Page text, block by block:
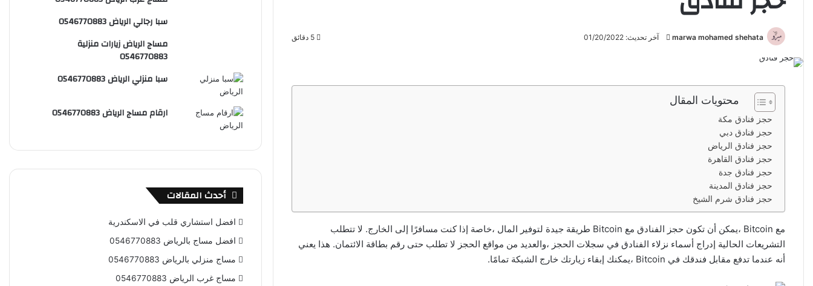
marwa mohamed shehata
ت
ر
آخر تحديث: 01/20/2022
محتويات المقال
حجز فنادق مكة
حجز فنادق دبي
حجز فنادق الرياض
حجز فنادق القاهرة
حجز فنادق جدة
حجز فنادق المدينة
حجز فنادق شرم الشيخ
مع Bitcoin ،يمكن أن تكون حجز الفنادق مع Bitcoin طريقة جيدة لتوفير المال ،خاصة إذا كنت مسافرًا إلى الخارج. لا تتطلب
التشريعات الحالية إدراج أسماء نزلاء الفنادق في سجلات الحجز ،والعديد من مواقع الحجز لا تطلب حتى رقم بطاقة الائتمان. هذا يعني
أنه عندما تدفع مقابل فندقك في Bitcoin ،يمكنك إبقاء زيارتك خارج الشبكة تمامًا.
س
ت
e
و
ق
R
سبا رجالي الرياض 0546770883
مساج الرياض زيارات منزلية
0546770883
سبا منزلي الرياض 0546770883
ارقام مساج الرياض 0546770883
أحدث المقالات
افضل استشاري قلب في الاسكندرية
افضل مساج بالرياض 0546770883
مساج منزلي بالرياض 0546770883
مساج غرب الرياض 0546770883